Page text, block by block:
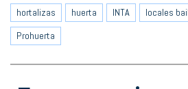
hortalizas
huerta INTA locales
Prohuerta